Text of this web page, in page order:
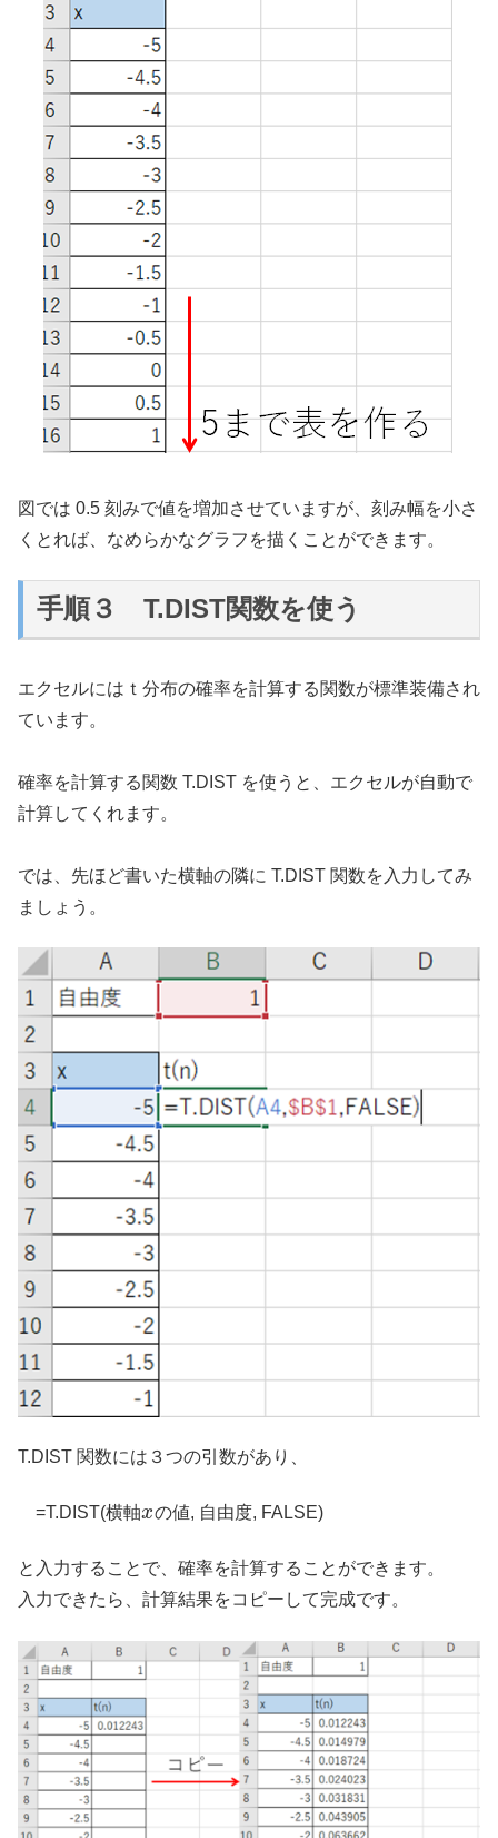
図では 0.5 刻みで値を増加させていますが、刻み幅を小さ
くとれば、なめらかなグラフを描くことができます。
手順３ T.DIST関数を使う
エクセルにはｔ分布の確率を計算する関数が標準装備され
ています。
確率を計算する関数 T.DIST を使うと、エクセルが自動で
計算してくれます。
では、先ほど書いた横軸の隣に T.DIST 関数を入力してみ
ましょう。
T.DIST 関数には３つの引数があり、
=T.DIST(横軸xの値, 自由度, FALSE)
と入力することで、確率を計算することができます。
入力できたら、計算結果をコピーして完成です。